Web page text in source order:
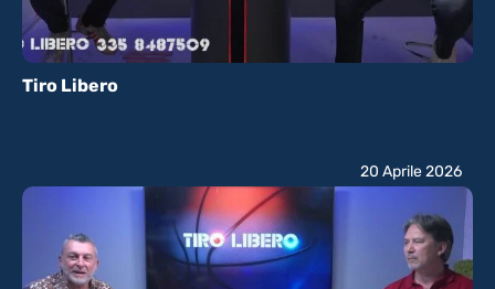
Tiro Libero
20 Aprile 2026